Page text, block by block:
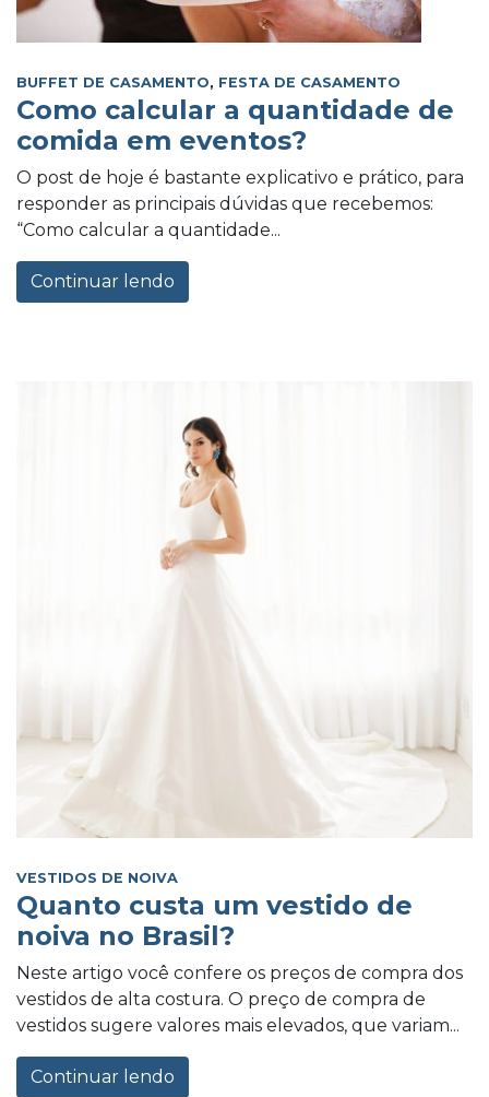
BUFFET DE CASAMENTO, FESTA DE CASAMENTO
Como calcular a quantidade de
comida em eventos?
O post de hoje é bastante explicativo e prático, para
responder as principais dúvidas que recebemos:
“Como calcular a quantidade...
Continuar lendo
VESTIDOS DE NOIVA
Quanto custa um vestido de
noiva no Brasil?
Neste artigo você confere os preços de compra dos
vestidos de alta costura. O preço de compra de
vestidos sugere valores mais elevados, que variam...
Continuar lendo